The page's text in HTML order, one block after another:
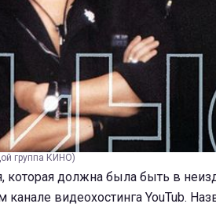
группа КИНО)
которая должна была быть в
канале видеохостинга YouTub.